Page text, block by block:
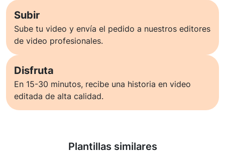
Subir
Sube tu video y envía el pedido a nuestros editores
de video profesionales.
Disfruta
En 15-30 minutos, recibe una historia en video
editada de alta calidad.
Plantillas similares
Saber más